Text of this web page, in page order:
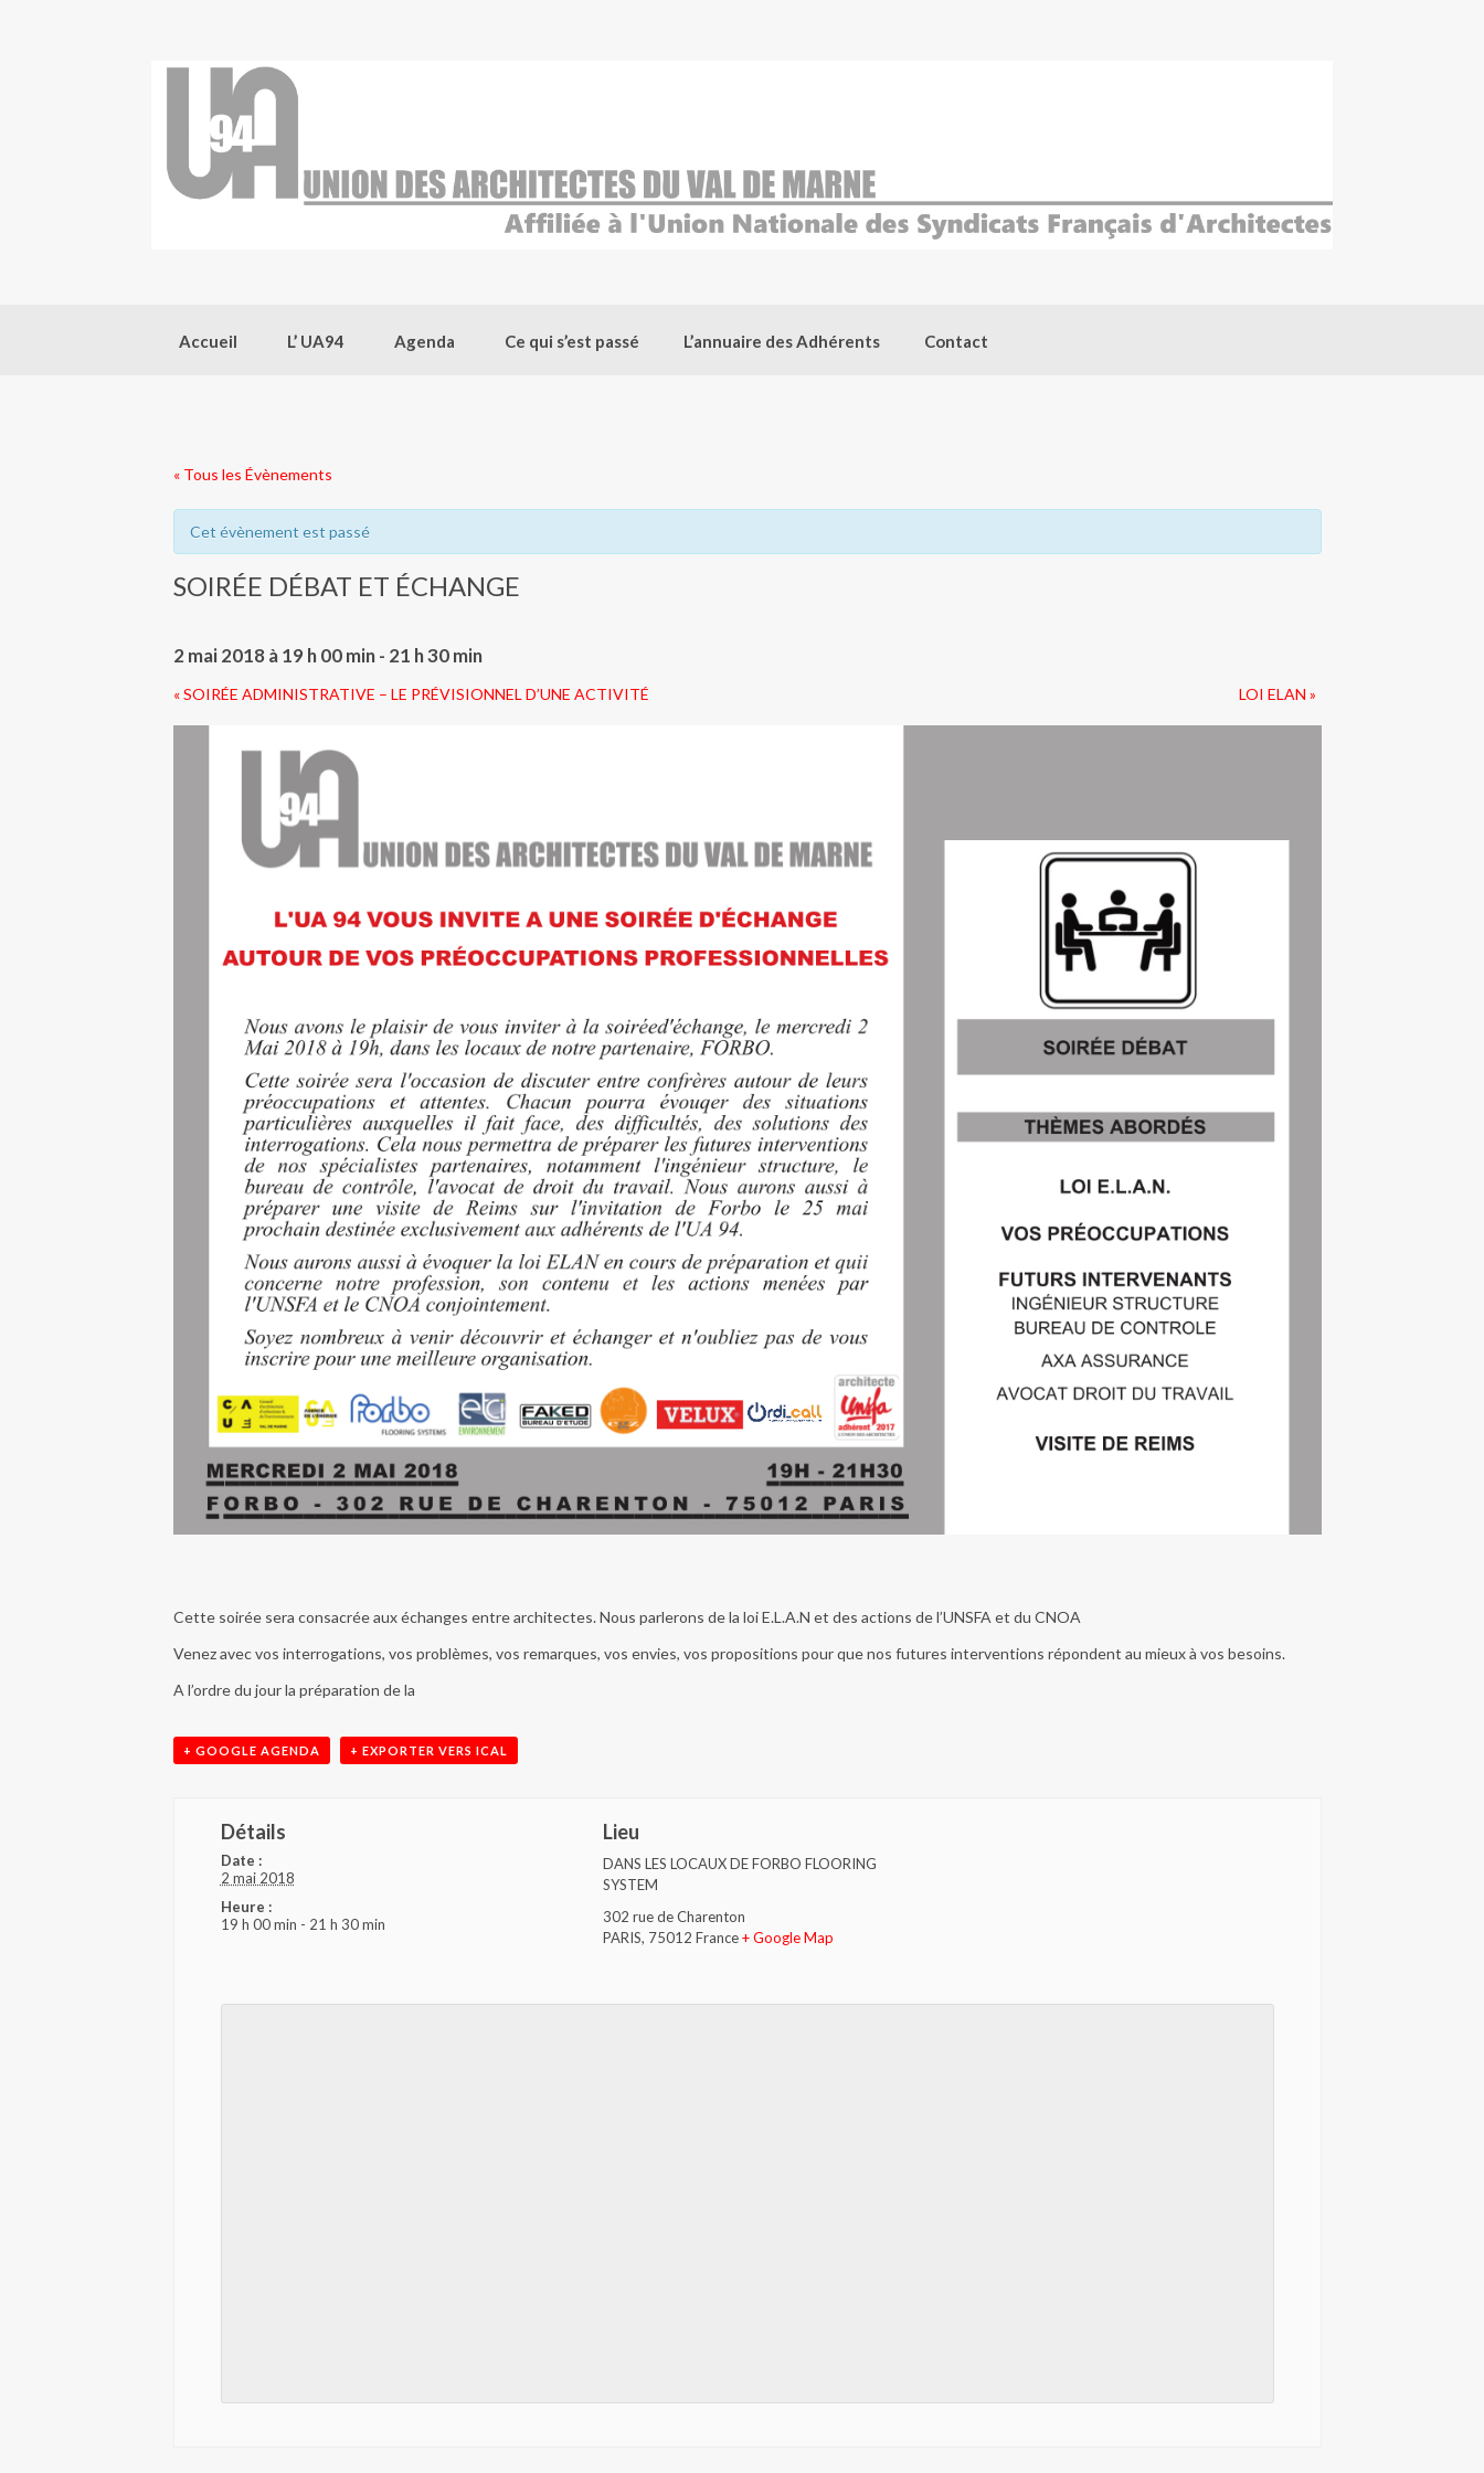
Accueil L’ UA94 Agenda Ce qui s’est passé L’annuaire des Adhérents Contact
« Tous les Évènements
Cet évènement est passé
SOIRÉE DÉBAT ET ÉCHANGE
2 mai 2018 à 19 h 00 min- 21 h 30 min
«SOIRÉE ADMINISTRATIVE – LE PRÉVISIONNEL D’UNE ACTIVITÉ LOI ELAN »
Cette soirée sera consacrée aux échanges entre architectes. Nous parlerons de la loi E.L.A.N et des actions de l’UNSFA et du CNOA
Venez avec vos interrogations, vos problèmes, vos remarques, vos envies, vos propositions pour que nos futures interventions répondent au mieux à vos besoins.
A l’ordre du jour la préparation de la
+ GOOGLE AGENDA + EXPORTER VERS ICAL
Détails
Date :
2 mai 2018
Heure :
19 h 00 min - 21 h 30 min
Lieu
DANS LES LOCAUX DE FORBO FLOORING
SYSTEM
302 rue de Charenton
PARIS, 75012 France + Google Map